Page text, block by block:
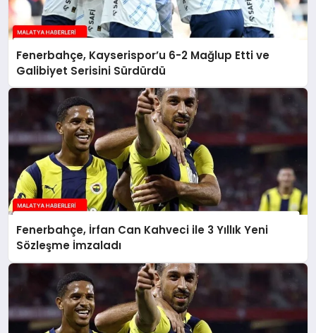
Fenerbahçe, Kayserispor’u 6-2 Mağlup Etti ve
Galibiyet Serisini Sürdürdü
Fenerbahçe, İrfan Can Kahveci ile 3 Yıllık Yeni
Sözleşme İmzaladı